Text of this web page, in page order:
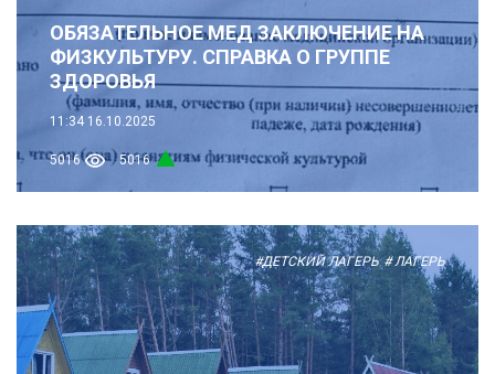
ОБЯЗАТЕЛЬНОЕ МЕД ЗАКЛЮЧЕНИЕ НА
ФИЗКУЛЬТУРУ. СПРАВКА О ГРУППЕ
ЗДОРОВЬЯ
11:34 16.10.2025
5016 5016
#ДЕТСКИЙ ЛАГЕРЬ # ЛАГЕРЬ